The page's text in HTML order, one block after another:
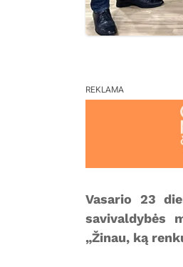
REKLAMA
Vasario 23
savivaldybės
„Žinau, ką